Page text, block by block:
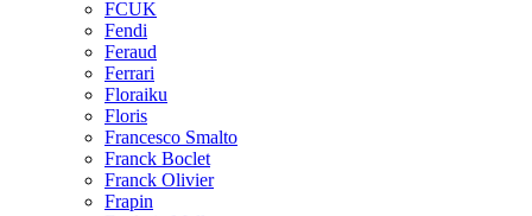
FCUK
Fendi
Feraud
Ferrari
Floraiku
Floris
Francesco Smalto
Franck Boclet
Franck Olivier
Frapin